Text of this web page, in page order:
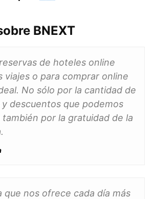
BNEXT
de hoteles online
viajes o para comprar online
No sólo por la cantidad de
descuentos que podemos
por la gratuidad de la
que nos ofrece cada día más